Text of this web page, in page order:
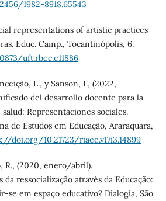
1982-8918.65543
representations of artistic practices
Educ. Camp., Tocantinópolis, 6.
uft.rbec.e11886
L., y Sanson, I., (2022,
del desarrollo docente para la
Representaciones sociales.
de Estudos em Educação, Araraquara,
doi.org/10.21723/riaee.v17i3.14899
R., (2020, enero/abril).
da ressocialização através da Educação:
se em espaço educativo? Dialogia, São